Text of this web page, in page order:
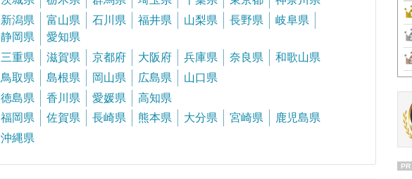
新潟県 富山県 石川県 福井県 山梨県 長野県
岐阜県
静岡県
愛知県
三重県 滋賀県 京都府 大阪府 兵庫県 奈良県
和歌山県
鳥取県 島根県 岡山県 広島県
山口県
徳島県 香川県 愛媛県
高知県
福岡県 佐賀県 長崎県 熊本県 大分県 宮崎県
鹿児島県
沖縄県
PR